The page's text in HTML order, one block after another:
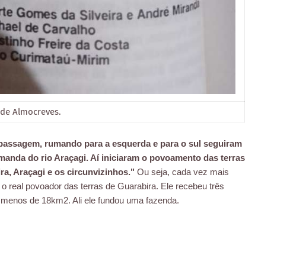
Almocreves.
rumando para a esquerda e para o sul seguiram
do rio Araçagi. Aí iniciaram o povoamento das terras
Araçagi e os circunvizinhos." Ou seja, cada vez mais
real povoador das terras de Guarabira. Ele recebeu três
de 18km2. Ali ele fundou uma fazenda.